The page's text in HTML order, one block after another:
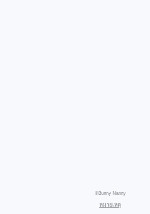
©Bunny Nanny
หมายเหตุ